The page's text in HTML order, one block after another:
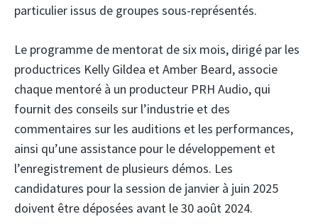
particulier issus de groupes sous-représentés.
Le programme de mentorat de six mois, dirigé par les
productrices Kelly Gildea et Amber Beard, associe
chaque mentoré à un producteur PRH Audio, qui
fournit des conseils sur l’industrie et des
commentaires sur les auditions et les performances,
ainsi qu’une assistance pour le développement et
l’enregistrement de plusieurs démos. Les
candidatures pour la session de janvier à juin 2025
doivent être déposées avant le 30 août 2024.